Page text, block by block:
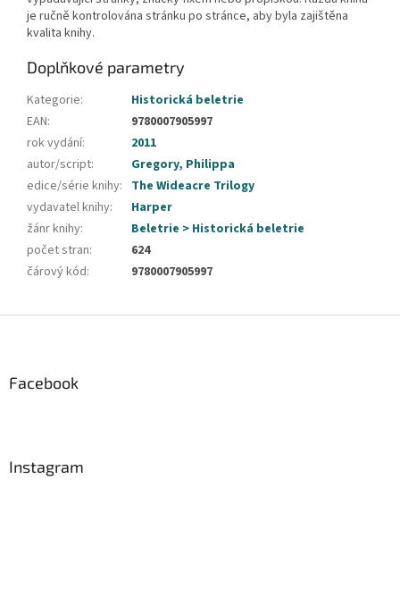
je ručně kontrolována stránku po stránce, aby byla zajištěna
kvalita knihy.
Doplňkové parametry
Kategorie:
Historická beletrie
EAN:
9780007905997
rok vydání:
2011
autor/script:
Gregory, Philippa
edice/série knihy: The Wideacre Trilogy
vydavatel knihy:
Harper
žánr knihy:
Beletrie > Historická beletrie
počet stran:
624
čárový kód: 9780007905997
Facebook
Instagram